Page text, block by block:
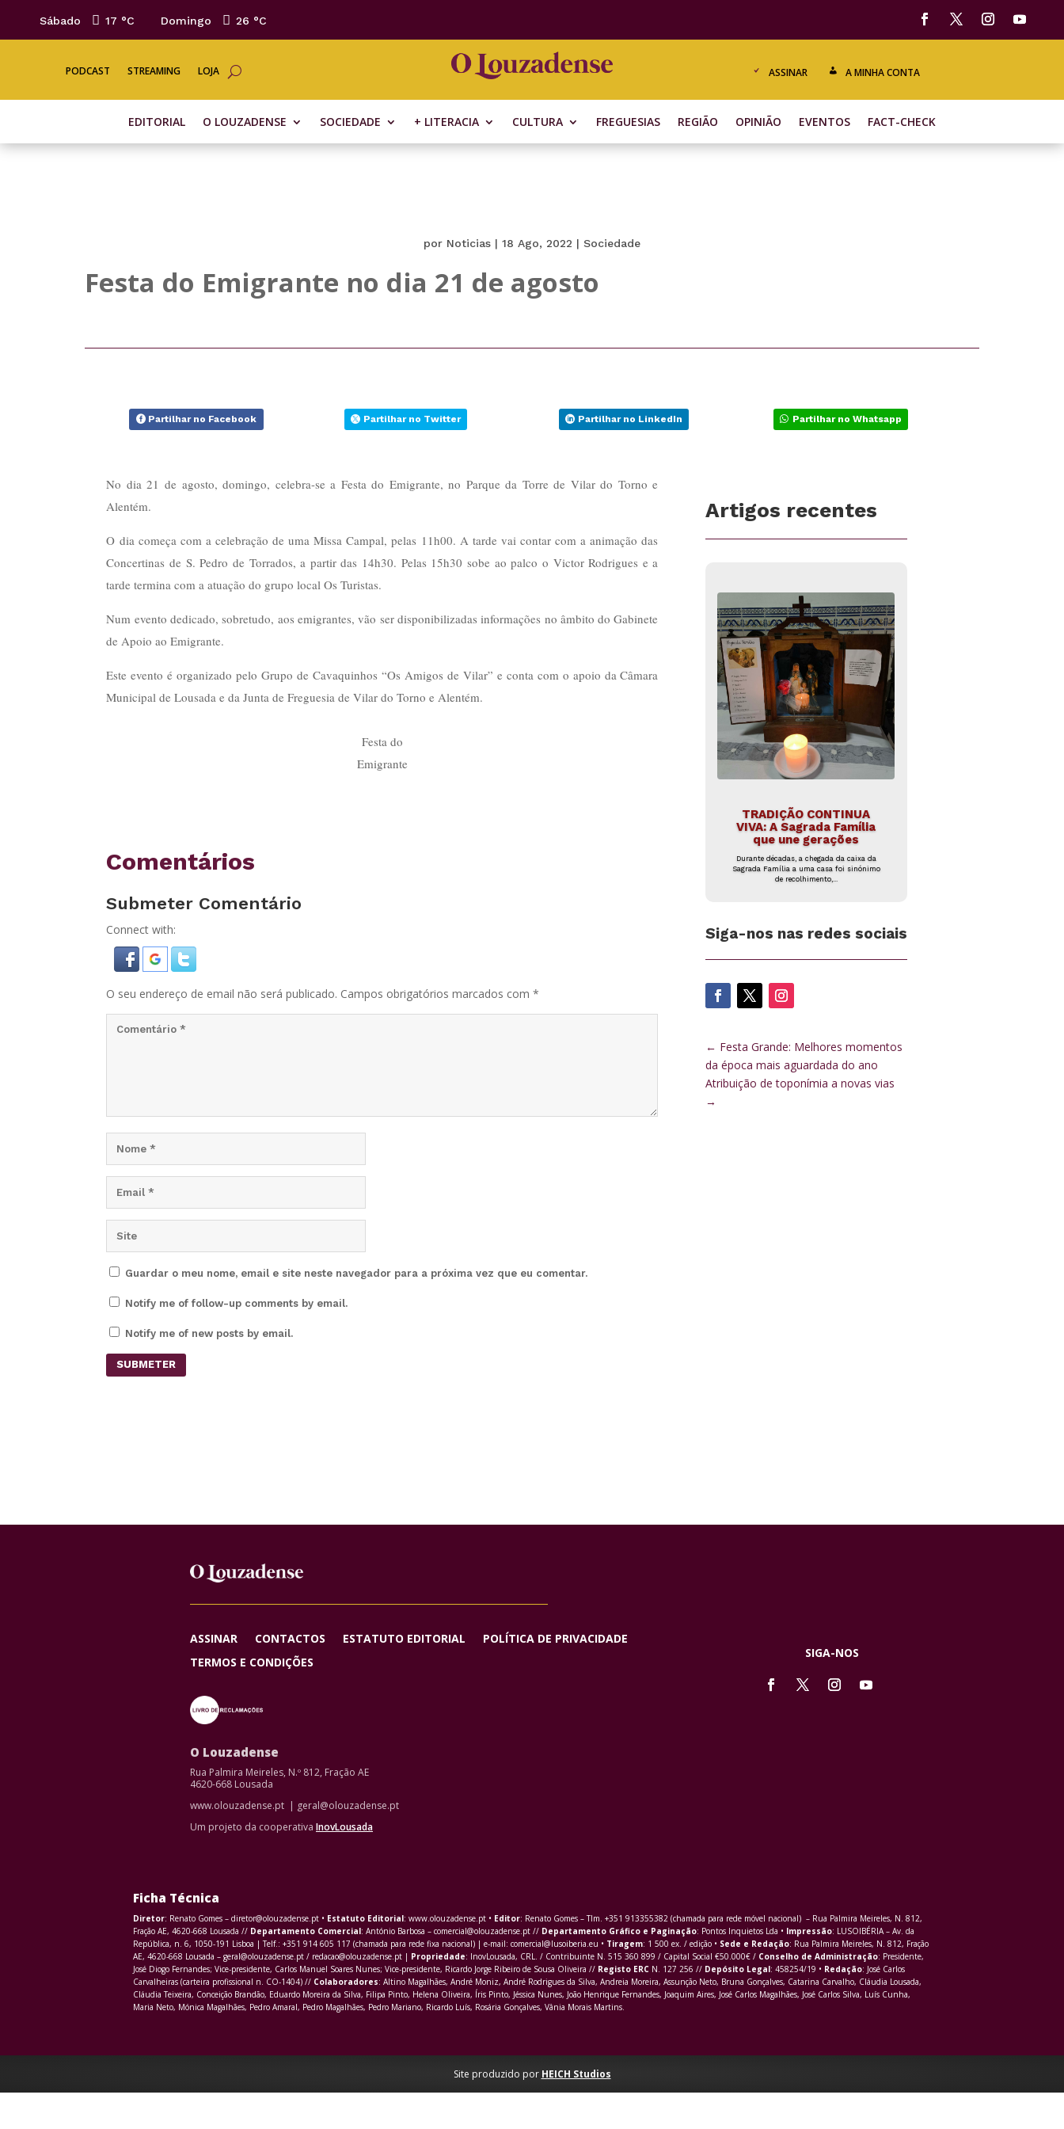
Sábado 17 °C Domingo 26 °C
PODCAST STREAMING LOJA ASSINAR A MINHA CONTA
EDITORIAL O LOUZADENSE SOCIEDADE + LITERACIA CULTURA FREGUESIAS REGIÃO OPINIÃO EVENTOS FACT-CHECK
por Noticias | 18 Ago, 2022 | Sociedade
Festa do Emigrante no dia 21 de agosto
Partilhar no Facebook Partilhar no Twitter Partilhar no LinkedIn Partilhar no Whatsapp
No dia 21 de agosto, domingo, celebra-se a Festa do Emigrante, no Parque da Torre de Vilar do Torno e
Alentém.
O dia começa com a celebração de uma Missa Campal, pelas 11h00. A tarde vai contar com a animação das
Concertinas de S. Pedro de Torrados, a partir das 14h30. Pelas 15h30 sobe ao palco o Victor Rodrigues e a
tarde termina com a atuação do grupo local Os Turistas.
Num evento dedicado, sobretudo, aos emigrantes, vão ser disponibilizadas informações no âmbito do Gabinete
de Apoio ao Emigrante.
Este evento é organizado pelo Grupo de Cavaquinhos “Os Amigos de Vilar” e conta com o apoio da Câmara
Municipal de Lousada e da Junta de Freguesia de Vilar do Torno e Alentém.
Festa do
Emigrante
Comentários
Submeter Comentário
Connect with:
O seu endereço de email não será publicado. Campos obrigatórios marcados com*
Guardar o meu nome, email e site neste navegador para a próxima vez que eu comentar.
Notify me of follow-up comments by email.
Notify me of new posts by email.
SUBMETER
Artigos recentes
TRADIÇÃO CONTINUA
VIVA: A Sagrada Família
que une gerações
Durante décadas, a chegada da caixa da
Sagrada Família a uma casa foi sinónimo
de recolhimento,...
Siga-nos nas redes sociais
← Festa Grande: Melhores momentos
da época mais aguardada do ano
Atribuição de toponímia a novas vias
→
ASSINAR CONTACTOS ESTATUTO EDITORIAL
POLÍTICA DE PRIVACIDADE
TERMOS E CONDIÇÕES
O Louzadense
Rua Palmira Meireles, N.º 812, Fração AE
4620-668 Lousada
www.olouzadense.pt | geral@olouzadense.pt
Um projeto da cooperativa InovLousada
SIGA-NOS
Ficha Técnica
Diretor: Renato Gomes – diretor@olouzadense.pt • Estatuto Editorial: www.olouzadense.pt • Editor: Renato Gomes – Tlm. +351 913355382 (chamada para rede móvel nacional) – Rua Palmira Meireles, N. 812,
Fração AE, 4620-668 Lousada // Departamento Comercial: António Barbosa – comercial@olouzadense.pt // Departamento Gráfico e Paginação: Pontos Inquietos Lda • Impressão: LUSOIBÉRIA – Av. da
República, n. 6, 1050-191 Lisboa | Telf.: +351 914 605 117 (chamada para rede fixa nacional) | e-mail: comercial@lusoiberia.eu • Tiragem: 1 500 ex. / edição • Sede e Redação: Rua Palmira Meireles, N. 812, Fração
AE, 4620-668 Lousada – geral@olouzadense.pt / redacao@olouzadense.pt | Propriedade: InovLousada, CRL. / Contribuinte N. 515 360 899 / Capital Social €50.000€ / Conselho de Administração: Presidente,
José Diogo Fernandes; Vice-presidente, Carlos Manuel Soares Nunes; Vice-presidente, Ricardo Jorge Ribeiro de Sousa Oliveira // Registo ERC N. 127 256 // Depósito Legal: 458254/19 • Redação: José Carlos
Carvalheiras (carteira profissional n. CO-1404) // Colaboradores: Altino Magalhães, André Moniz, André Rodrigues da Silva, Andreia Moreira, Assunção Neto, Bruna Gonçalves, Catarina Carvalho, Cláudia Lousada,
Cláudia Teixeira, Conceição Brandão, Eduardo Moreira da Silva, Filipa Pinto, Helena Oliveira, Íris Pinto, Jéssica Nunes, João Henrique Fernandes, Joaquim Aires, José Carlos Magalhães, José Carlos Silva, Luís Cunha,
Maria Neto, Mónica Magalhães, Pedro Amaral, Pedro Magalhães, Pedro Mariano, Ricardo Luís, Rosária Gonçalves, Vânia Morais Martins.
Site produzido por HEICH Studios